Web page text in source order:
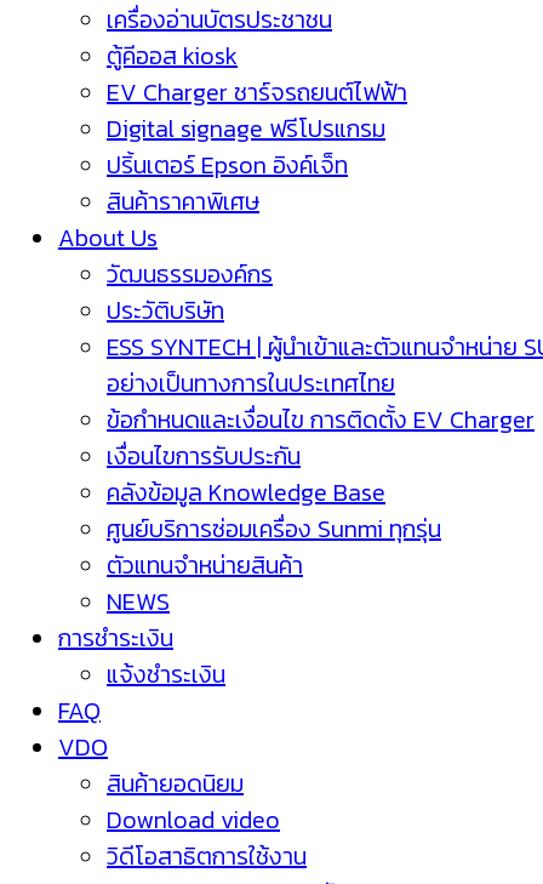
เครื่องอ่านบัตรประชาชน
ตู้คีออส kiosk
EV Charger ชาร์จรถยนต์ไฟฟ้า
Digital signage ฟรีโปรแกรม
ปริ้นเตอร์ Epson อิงค์เจ็ท
สินค้าราคาพิเศษ
About Us
วัฒนธรรมองค์กร
ประวัติบริษัท
ESS SYNTECH | ผู้นำเข้าและตัวแทนจำหน่าย
อย่างเป็นทางการในประเทศไทย
ข้อกำหนดและเงื่อนไข การติดตั้ง EV Charger
เงื่อนไขการรับประกัน
คลังข้อมูล Knowledge Base
ศูนย์บริการซ่อมเครื่อง Sunmi ทุกรุ่น
ตัวแทนจำหน่ายสินค้า
NEWS
การชำระเงิน
แจ้งชำระเงิน
FAQ
VDO
สินค้ายอดนิยม
Download video
วิดีโอสาธิตการใช้งาน